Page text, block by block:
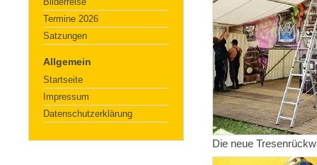
Termine 2026
Satzungen
Allgemein
Startseite
Impressum
Datenschutzerklärung
Die neue